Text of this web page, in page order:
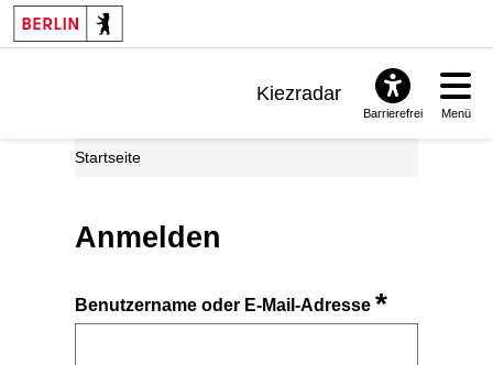
Kiezradar
Barrierefrei Menü
Startseite
Anmelden
Benutzername oder E-Mail-Adresse*